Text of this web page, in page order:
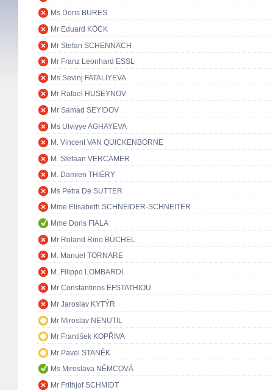
Ms Doris BURES
Mr Eduard KÖCK
Mr Stefan SCHENNACH
Mr Franz Leonhard ESSL
Ms Sevinj FATALIYEVA
Mr Rafael HUSEYNOV
Mr Samad SEYIDOV
Ms Ulviyye AGHAYEVA
M. Vincent VAN QUICKENBORNE
M. Stefaan VERCAMER
M. Damien THIÉRY
Ms Petra De SUTTER
Mme Elisabeth SCHNEIDER-SCHNEITER
Mme Doris FIALA
Mr Roland Rino BÜCHEL
M. Manuel TORNARE
M. Filippo LOMBARDI
Mr Constantinos EFSTATHIOU
Mr Jaroslav KYTÝR
Mr Miroslav NENUTIL
Mr František KOPŘIVA
Mr Pavel STANĚK
Ms Miroslava NĚMCOVÁ
Mr Frithjof SCHMIDT